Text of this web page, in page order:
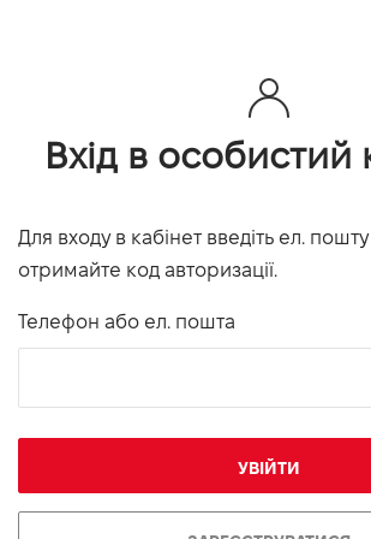
Вхід в особистий
Для входу в кабінет введіть ел.
отримайте код авторизації.
Телефон або ел. пошта
УВІЙТИ